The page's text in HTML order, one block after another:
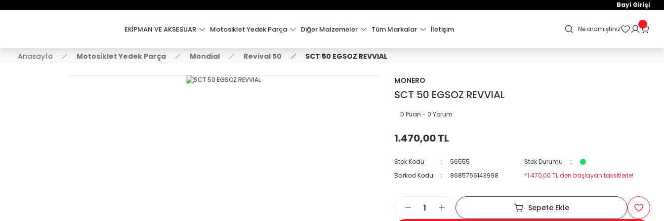
2000 TL VE ÜZERİ KARGO ÜCRETSİZ !
Bayi Girişi
EKİPMAN VE AKSESUAR Motosiklet Yedek Parça Diğer Malzemeler Tüm Markalar İletişim Ne aramıştınız
Anasayfa Motosiklet Yedek Parça Mondial Revival 50 SCT 50 EGSOZ REVVIAL
MONERO
SCT 50 EGSOZ REVVIAL
0 Puan - 0 Yorum
1.470,00 TL
Stok Kodu 56555
Stok Durumu
Barkod Kodu
8685766143998 *1.470,00 TL den başlayan taksitlerle!
Sepete Ekle